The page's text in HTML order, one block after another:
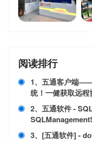
阅读排行
1、五通客户端
统！一健获取远程
2、五通软件 -
3、[五通软件] -